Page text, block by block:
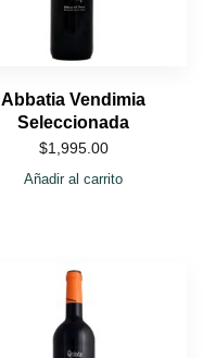
Abbatia Vendimia
Seleccionada
$1,995.00
Añadir al carrito